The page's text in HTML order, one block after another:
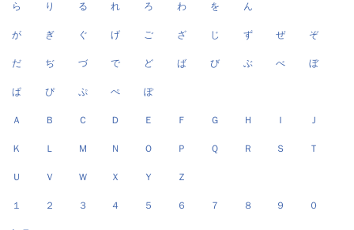
ら り る れ ろ わ を ん
が ぎ ぐ げ ご ざ じ ず ぜ ぞ
だ ぢ づ で ど ば び ぶ べ ぼ
ぱ ぴ ぷ ぺ ぽ
Ａ Ｂ Ｃ Ｄ Ｅ Ｆ Ｇ Ｈ Ｉ Ｊ
Ｋ Ｌ Ｍ Ｎ Ｏ Ｐ Ｑ Ｒ Ｓ Ｔ
Ｕ Ｖ Ｗ Ｘ Ｙ Ｚ
１ ２ ３ ４ ５ ６ ７ ８ ９ ０